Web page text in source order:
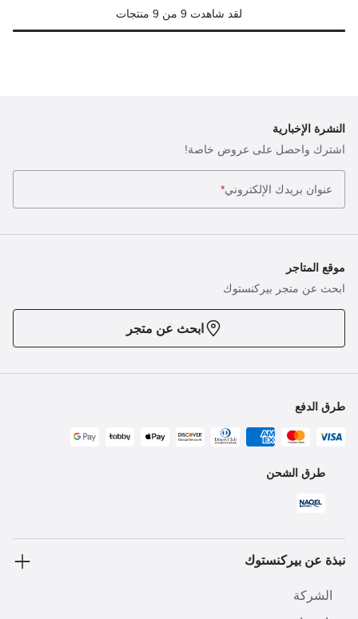
لقد شاهدت 9 من 9 منتجات
النشرة الإخبارية
اشترك واحصل على عروض خاصة!
عنوان بريدك الإلكتروني*
موقع المتاجر
ابحث عن متجر بيركنستوك
ابحث عن متجر
طرق الدفع
طرق الشحن
نبذة عن بيركنستوك
الشركة